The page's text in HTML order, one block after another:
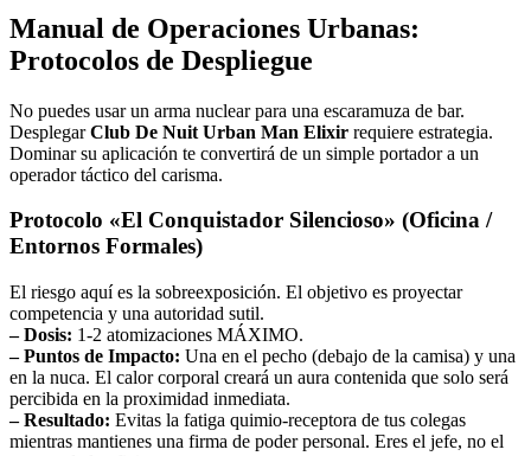
Manual de Operaciones Urbanas:
Protocolos de Despliegue
No puedes usar un arma nuclear para una escaramuza de bar.
DesplegarClub De Nuit Urban Man Elixir requiere estrategia.
Dominar su aplicación te convertirá de un simple portador a un
operador táctico del carisma.
Protocolo «El Conquistador Silencioso» (Oficina /
Entornos Formales)
El riesgo aquí es la sobreexposición. El objetivo es proyectar
competencia y una autoridad sutil.
– Dosis: 1-2 atomizaciones MÁXIMO.
– Puntos de Impacto: Una en el pecho (debajo de la camisa) y una
en la nuca. El calor corporal creará un aura contenida que solo será
percibida en la proximidad inmediata.
– Resultado: Evitas la fatiga quimio-receptora de tus colegas
mientras mantienes una firma de poder personal. Eres el jefe, no el